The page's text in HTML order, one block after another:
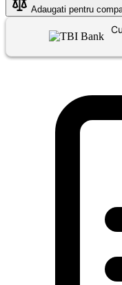
Adaugati pentru